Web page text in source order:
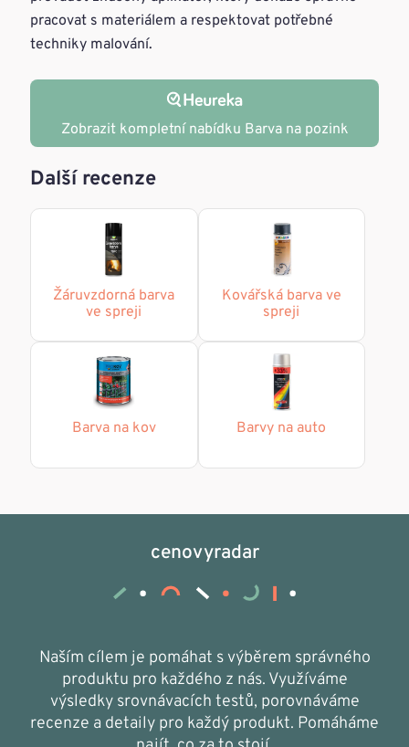
pracovat s materiálem a respektovat potřebné
techniky malování.
Zobrazit kompletní nabídku Barva na pozink
Další recenze
Žáruvzdorná barva
ve spreji
Kovářská barva ve
spreji
Barva na kov Barvy na auto
cenovyradar
Naším cílem je pomáhat s výběrem správného
produktu pro každého z nás. Využíváme
výsledky srovnávacích testů, porovnáváme
recenze a detaily pro každý produkt. Pomáháme